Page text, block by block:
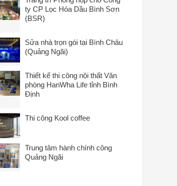
ty CP Lọc Hóa Dầu Bình Sơn
(BSR)
Sửa nhà trọn gói tại Bình Châu
(Quảng Ngãi)
Thiết kế thi công nội thất Văn
phòng HanWha Life tỉnh Bình
Định
Thi công Kool coffee
Trung tâm hành chính công
Quảng Ngãi